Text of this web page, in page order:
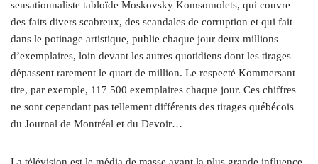
sensationnaliste tabloïde Moskovsky Komsomolets, qui couvre
des faits divers scabreux, des scandales de corruption et qui fait
dans le potinage artistique, publie chaque jour deux millions
d’exemplaires, loin devant les autres quotidiens dont les tirages
dépassent rarement le quart de million. Le respecté Kommersant
tire, par exemple, 117 500 exemplaires chaque jour. Ces chiffres
ne sont cependant pas tellement différents des tirages québécois
du Journal de Montréal et du Devoir…
La télévision est le média de masse ayant la plus grande influence